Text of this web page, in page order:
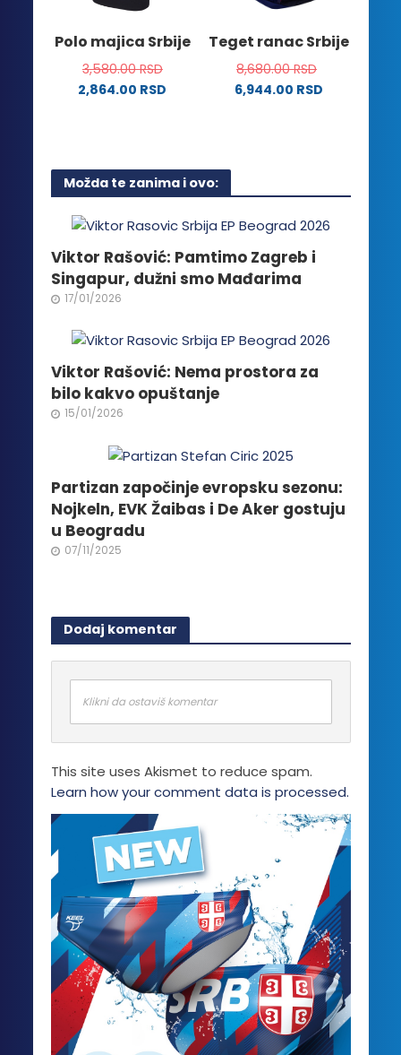
izabrane
stranici
proizvoda.
proizvoda.
Polo majica Srbije
3,580.00RSD
2,864.00 RSD
više
varijanti.
mogu
biti
izabrane
proizvoda.
Teget ranac Srbije
8,680.00RSD
6,944.00 RSD
Možda te zanima i ovo:
Viktor Rašović: Pamtimo Zagreb i
Singapur, dužni smo Mađarima
17/01/2026
Viktor Rašović: Nema prostora za
bilo kakvo opuštanje
15/01/2026
Partizan započinje evropsku sezonu:
Nojkeln, EVK Žaibas i De Aker gostuju
u Beogradu
07/11/2025
Dodaj komentar
Klikni da ostaviš komentar
This site uses Akismet to reduce spam.
Learn how your comment data is processed.